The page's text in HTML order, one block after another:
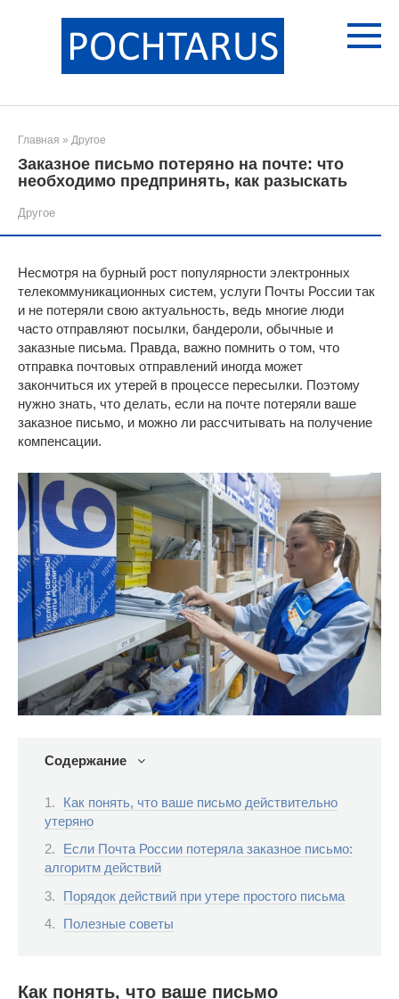
Главная » Другое
Заказное письмо потеряно на почте: что
необходимо предпринять, как разыскать
Другое
Несмотря на бурный рост популярности электронных
телекоммуникационных систем, услуги Почты России так
и не потеряли свою актуальность, ведь многие люди
часто отправляют посылки, бандероли, обычные и
заказные письма. Правда, важно помнить о том, что
отправка почтовых отправлений иногда может
закончиться их утерей в процессе пересылки. Поэтому
нужно знать, что делать, если на почте потеряли ваше
заказное письмо, и можно ли рассчитывать на получение
компенсации.
Содержание
Как понять, что ваше письмо действительно
утеряно
Если Почта России потеряла заказное письмо:
алгоритм действий
Порядок действий при утере простого письма
Полезные советы
Как понять, что ваше письмо